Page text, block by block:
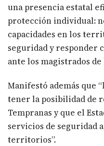
una presencia estatal
protección individual:
capacidades en los
seguridad y responder
ante los magistrados
Manifestó además que
tener la posibilidad de
Tempranas y que el
servicios de seguridad
territorios”.